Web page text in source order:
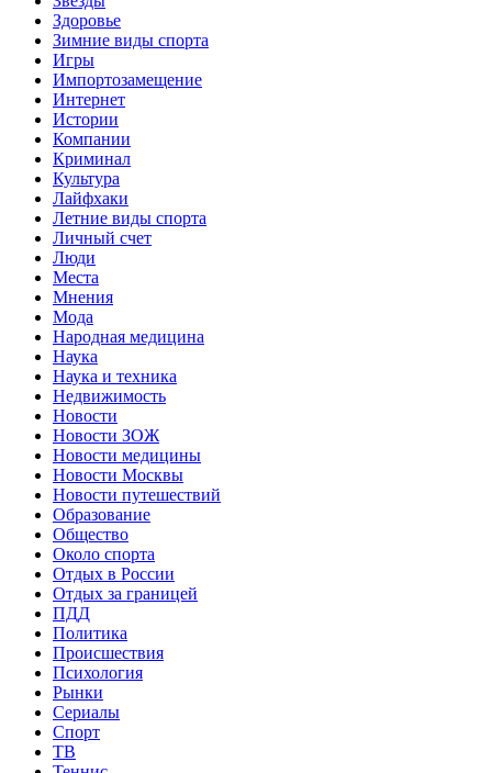
Здоровье
Зимние виды спорта
Игры
Импортозамещение
Интернет
Истории
Компании
Криминал
Культура
Лайфхаки
Летние виды спорта
Личный счет
Люди
Места
Мнения
Мода
Народная медицина
Наука
Наука и техника
Недвижимость
Новости
Новости ЗОЖ
Новости медицины
Новости Москвы
Новости путешествий
Образование
Общество
Около спорта
Отдых в России
Отдых за границей
ПДД
Политика
Происшествия
Психология
Рынки
Сериалы
Спорт
ТВ